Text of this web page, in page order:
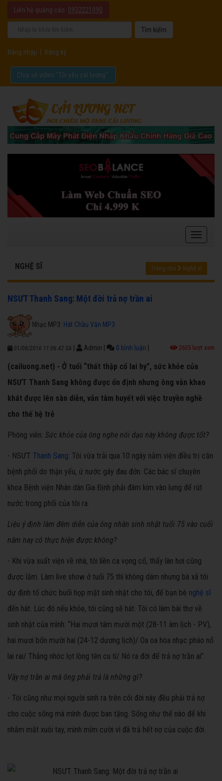
Liên hệ quảng cáo: 0932221090
Đăng nhập Đăng ký
Chia sẻ video "Tôi yêu cải lương".
NGHỆ SĨ Trang chủ Nghệ sĩ
NSƯT Thanh Sang: Một đời trả nợ trần ai
Nhạc MP3: Hát Chầu Văn MP3
01/08/2016 11:06:42 SA Admin 0 bình luận 2635 lượt xem
(cailuong.net) - Ở tuổi “thất thập cổ lai hy”, sức khỏe của
NSƯT Thanh Sang không được ổn định nhưng ông vẫn khao
khát được lên sàn diễn, vẫn tâm huyết với việc truyền nghề
cho thế hệ trẻ
Phóng viên: Sức khỏe của ông nghe nói dạo này không được tốt?
- NSƯT Thanh Sang: Tôi vừa trải qua 10 ngày nằm viện điều trị căn
bệnh phổi do thận yếu, ứ nước gây đau đớn. Các bác sĩ chuyên
khoa Bệnh viện Nhân dân Gia Định phải đâm kim vào lưng để rút
nước trong phổi của tôi ra.
Liệu ý định làm đêm diễn của ông nhân sinh nhật tuổi 75 vào cuối
năm nay có thực hiện được không?
- Khi vừa xuất viện về nhà, tôi liền ca vọng cổ, thấy làn hơi cũng
được lắm. Làm live show ở tuổi 75 thì không dám nhưng bà xã tôi
dự định tổ chức buổi họp mặt sinh nhật cho tôi, để bạn bè nghệ sĩ
đến hát. Lúc đó nếu khỏe, tôi cũng sẽ hát. Tôi có làm bài thơ về
sinh nhật của mình: “Hai mươi tám mười một (28-11 âm lịch - PV),
hai mươi bốn mười hai (24-12 dương lịch)/ Oa oa hòa nhạc pháo nổ
lai rai/ Thằng nhóc lọt lòng tên cu tí/ Nó ra đời để trả nợ trần ai”.
Vậy nợ trần ai mà ông phải trả là những gì?
- Tôi cũng như mọi người sinh ra trên cõi đời này đều phải trả nợ
cho cuộc sống mà mình được ban tặng. Sống như thế nào để khi
nhắm mắt xuôi tay, mình mỉm cười vì đã trả hết nợ của cuộc đời.